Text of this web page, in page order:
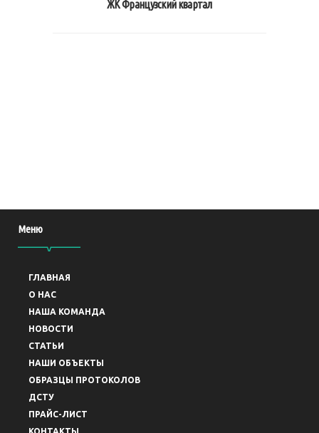
ЖК Французский квартал
Меню
ГЛАВНАЯ
O НАС
НАША КОМАНДА
НОВОСТИ
СТАТЬИ
НАШИ ОБЪЕКТЫ
ОБРАЗЦЫ ПРОТОКОЛОВ
ДСТУ
ПРАЙС-ЛИСТ
КОНТАКТЫ